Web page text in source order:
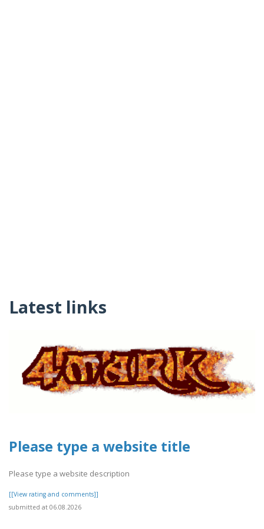
Latest links
Please type a website title
Please type a website description
[[View rating and comments]]
submitted at 06.08.2026